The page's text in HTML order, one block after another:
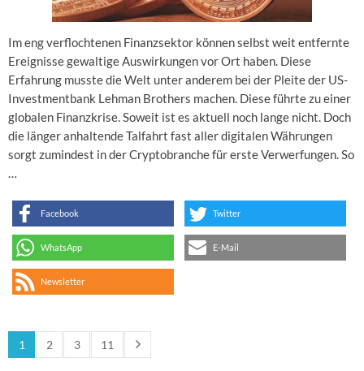
Im eng verflochtenen Finanzsektor können selbst weit entfernte
Ereignisse gewaltige Auswirkungen vor Ort haben. Diese
Erfahrung musste die Welt unter anderem bei der Pleite der US-
Investmentbank Lehman Brothers machen. Diese führte zu einer
globalen Finanzkrise. Soweit ist es aktuell noch lange nicht. Doch
die länger anhaltende Talfahrt fast aller digitalen Währungen
sorgt zumindest in der Cryptobranche für erste Verwerfungen. So
…
Facebook Twitter
WhatsApp E-Mail
Newsletter
1 2 3 11